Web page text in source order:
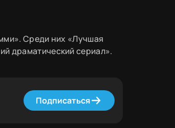
Среди них «Лучшая
драматический сериал».
Подписаться